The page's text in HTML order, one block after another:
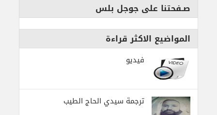
صـفحتنا على جوجل بلس
المواضيع الاكثر قراءة
فيديو
ترجمة سيدي الحاج الطيب